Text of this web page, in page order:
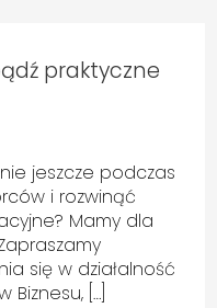
praktyczne
jeszcze podczas
i rozwinąć
Mamy dla
się w działalność
Biznesu, […]